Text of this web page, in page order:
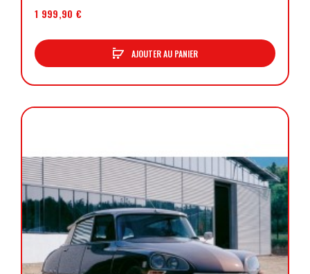
1 999,90 €
AJOUTER AU PANIER